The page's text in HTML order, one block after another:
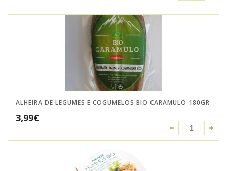
ALHEIRA DE LEGUMES E COGUMELOS BIO CARAMULO 180GR
3,99€